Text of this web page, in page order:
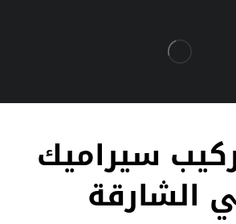
سيراميك
الشارقة